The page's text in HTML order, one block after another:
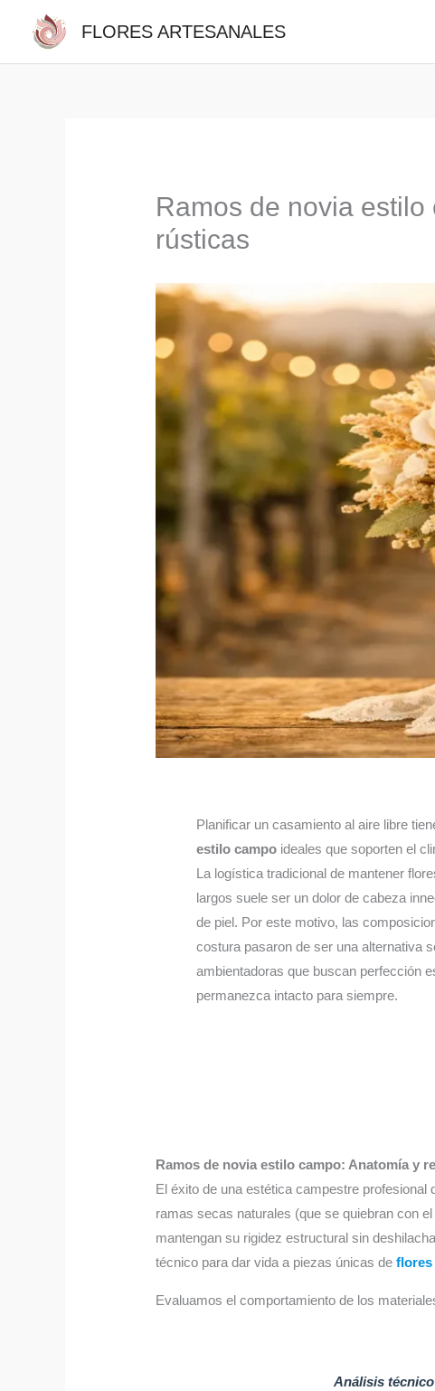
contenido
FLORES ARTESANALES
Ramos de novia
rústicas
Planificar un casamiento al aire libre
estilo campo ideales que soporten el
La logística tradicional de mantener
largos suele ser un dolor de cabeza
de piel. Por este motivo, las
costura pasaron de ser una alternativa
ambientadoras que buscan perfección
permanezca intacto para siempre.
Ramos de novia estilo campo: Anatomía y
El éxito de una estética campestre
ramas secas naturales (que se quiebran con
mantengan su rigidez estructural sin
técnico para dar vida a piezas únicas deflores
Evaluamos el comportamiento de los
Análisis